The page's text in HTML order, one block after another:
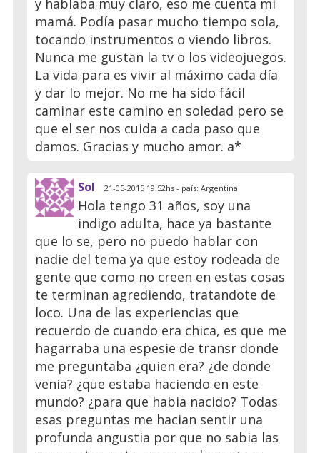
y hablaba muy claro, eso me cuenta mi
mamá. Podía pasar mucho tiempo sola,
tocando instrumentos o viendo libros.
Nunca me gustan la tv o los videojuegos.
La vida para es vivir al máximo cada día
y dar lo mejor. No me ha sido fácil
caminar este camino en soledad pero se
que el ser nos cuida a cada paso que
damos. Gracias y mucho amor. a*
Sol 21-05-2015 19:52hs - país: Argentina
Hola tengo 31 años, soy una
indigo adulta, hace ya bastante
que lo se, pero no puedo hablar con
nadie del tema ya que estoy rodeada de
gente que como no creen en estas cosas
te terminan agrediendo, tratandote de
loco. Una de las experiencias que
recuerdo de cuando era chica, es que me
hagarraba una espesie de transr donde
me preguntaba ¿quien era? ¿de donde
venia? ¿que estaba haciendo en este
mundo? ¿para que habia nacido? Todas
esas preguntas me hacian sentir una
profunda angustia por que no sabia las